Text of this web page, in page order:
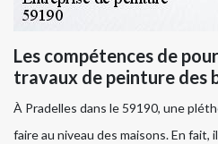
Les compétences de
travaux de peinture des
À Pradelles dans le 59190, une
faire au niveau des maisons. En